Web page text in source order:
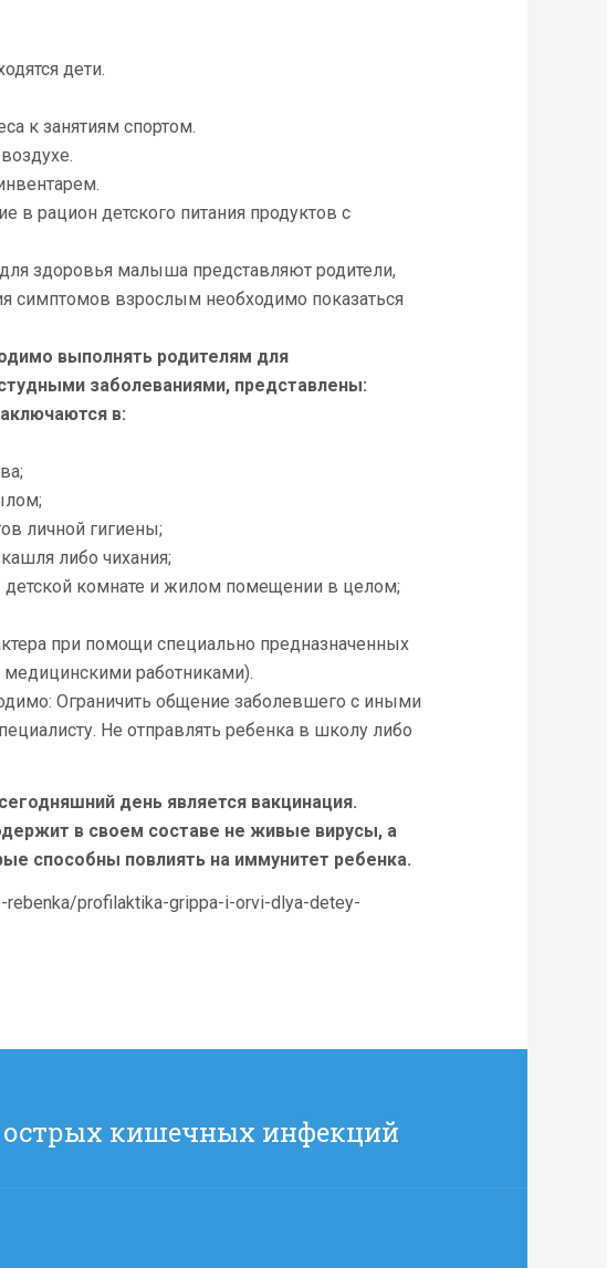
дети.
к занятиям спортом.
рацион детского питания продуктов с
здоровья малыша представляют родители,
симптомов взрослым необходимо показаться
выполнять родителям для
заболеваниями, представлены:
в:
личной гигиены;
либо чихания;
комнате и жилом помещении в целом;
при помощи специально предназначенных
работниками).
Ограничить общение заболевшего с иными
Не отправлять ребенка в школу либо
день является вакцинация.
в своем составе не живые вирусы, а
способны повлиять на иммунитет ребенка.
profilaktika-grippa-i-orvi-dlya-detey-
кишечных инфекций